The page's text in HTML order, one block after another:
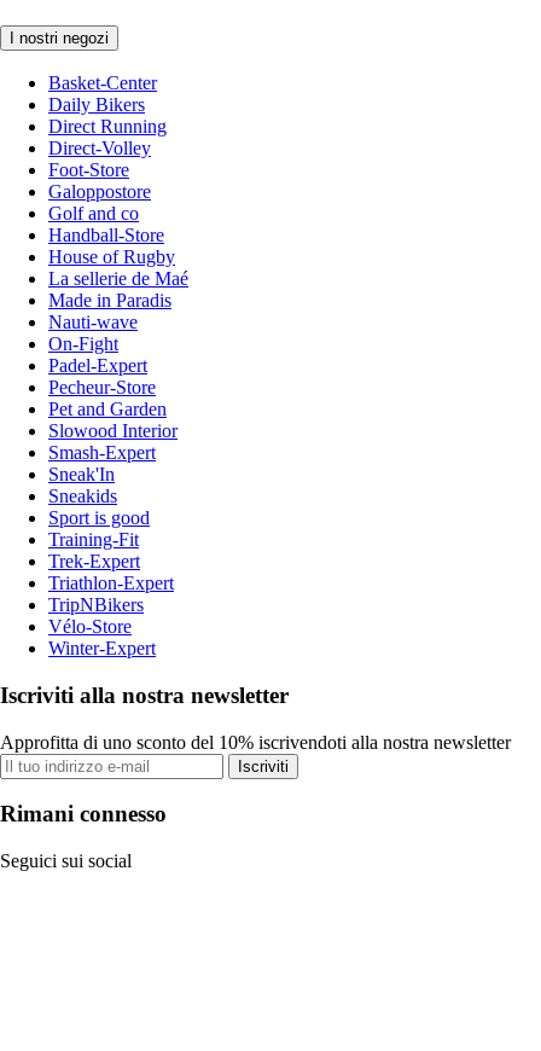
I nostri negozi
Basket-Center
Daily Bikers
Direct Running
Direct-Volley
Foot-Store
Galoppostore
Golf and co
Handball-Store
House of Rugby
La sellerie de Maé
Made in Paradis
Nauti-wave
On-Fight
Padel-Expert
Pecheur-Store
Pet and Garden
Slowood Interior
Smash-Expert
Sneak'In
Sneakids
Sport is good
Training-Fit
Trek-Expert
Triathlon-Expert
TripNBikers
Vélo-Store
Winter-Expert
Iscriviti alla nostra newsletter
Approfitta di uno sconto del 10% iscrivendoti alla nostra newsletter
Iscriviti
Rimani connesso
Seguici sui social